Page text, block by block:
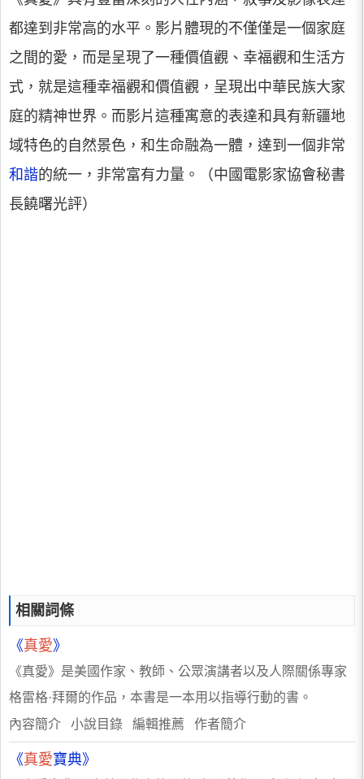
都達到非常高的水平。影片體現的不僅僅是一個家庭
之間的愛，而是呈現了一種價值觀、幸福觀和生活方
式，就是這種幸福觀和價值觀，呈現出中華民族大家
庭的精神世界。而影片這種寓意的表達和具有新疆地
域特色的自然景色，和生命融為一體，達到一個非常
和諧的統一，非常富有力量。（中國電影家協會秘書
長饒曙光評）
相關詞條
《真愛》
《真愛》是美國作家、教師、公眾演講者以及人際關係專家
格雷格·拜爾的作品，本書是一本用以指導行動的書。
內容簡介 小說目錄 編輯推薦 作者簡介
《真愛寶典》